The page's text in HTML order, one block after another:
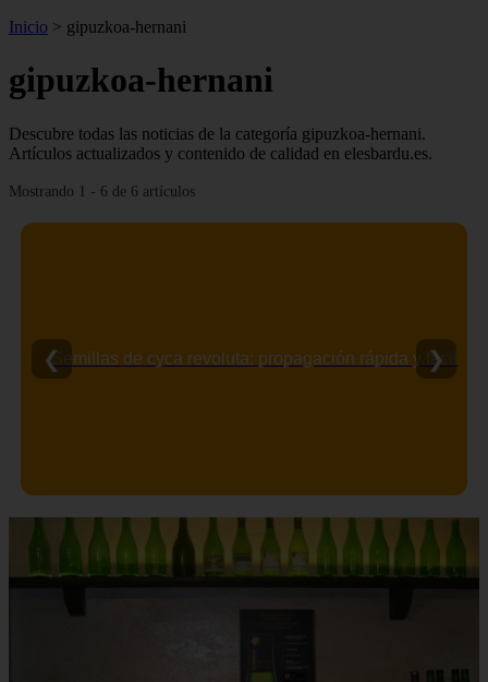
Inicio > gipuzkoa-hernani
gipuzkoa-hernani
Descubre todas las noticias de la categoría gipuzkoa-hernani.
Artículos actualizados y contenido de calidad en elesbardu.es.
Mostrando 1 - 6 de 6 artículos
Semillas de cyca revoluta: propagación rápida y fácil
❮ ❯